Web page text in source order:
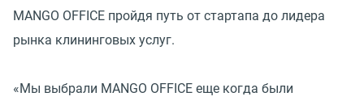
MANGO OFFICE пройдя путь от стартапа до лидера
рынка клининговых услуг.
«Мы выбрали MANGO OFFICE еще когда были